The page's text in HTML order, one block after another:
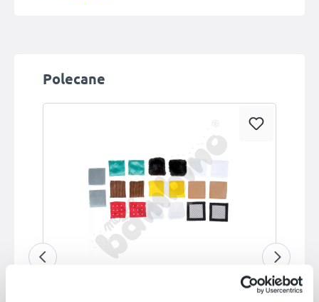
Pomiń galerię produktów
Polecane